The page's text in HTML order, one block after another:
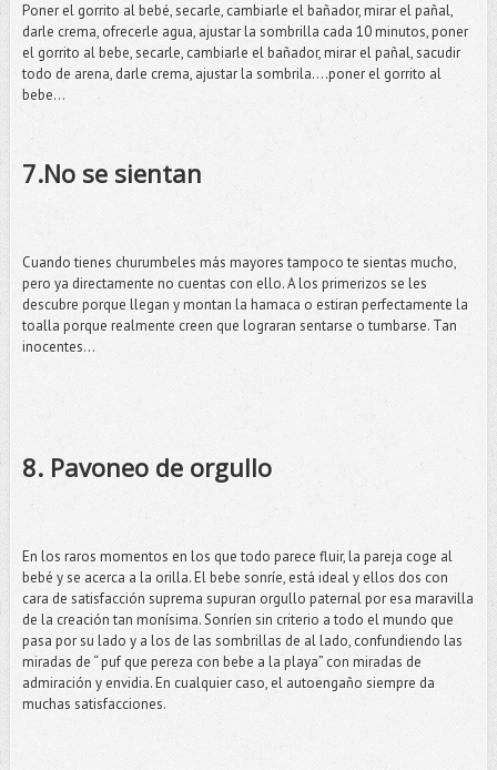
Poner el gorrito al bebé, secarle, cambiarle el bañador, mirar el pañal,
darle crema, ofrecerle agua, ajustar la sombrilla cada 10 minutos, poner
el gorrito al bebe, secarle, cambiarle el bañador, mirar el pañal, sacudir
todo de arena, darle crema, ajustar la sombrila….poner el gorrito al
bebe…
7.No se sientan
Cuando tienes churumbeles más mayores tampoco te sientas mucho,
pero ya directamente no cuentas con ello. A los primerizos se les
descubre porque llegan y montan la hamaca o estiran perfectamente la
toalla porque realmente creen que lograran sentarse o tumbarse. Tan
inocentes…
8. Pavoneo de orgullo
En los raros momentos en los que todo parece fluir, la pareja coge al
bebé y se acerca a la orilla. El bebe sonríe, está ideal y ellos dos con
cara de satisfacción suprema supuran orgullo paternal por esa maravilla
de la creación tan monísima. Sonríen sin criterio a todo el mundo que
pasa por su lado y a los de las sombrillas de al lado, confundiendo las
miradas de “ puf que pereza con bebe a la playa” con miradas de
admiración y envidia. En cualquier caso, el autoengaño siempre da
muchas satisfacciones.